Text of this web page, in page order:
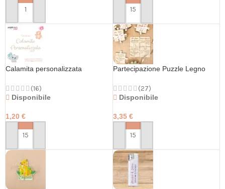
PERSONALIZZA PERSONALIZZA
Calamita personalizzata
(16)
Disponibile
1,20 €
PERSONALIZZA
Partecipazione Puzzle Legno
(27)
Disponibile
3,35 €
PERSONALIZZA